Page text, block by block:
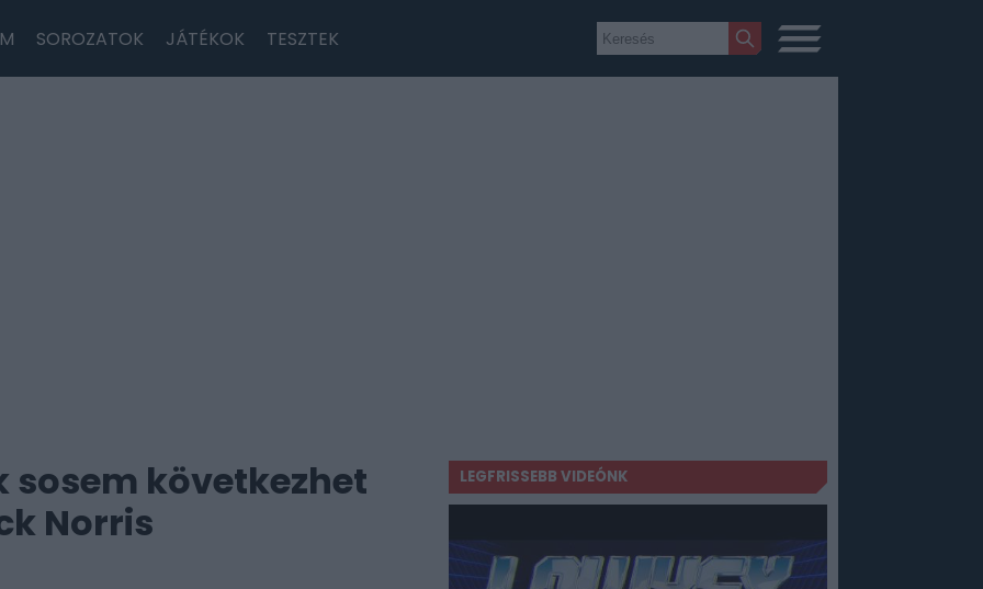
SOROZATOK JÁTÉKOK TESZTEK
következhet
Norris
LEGFRISSEBB VIDEÓNK